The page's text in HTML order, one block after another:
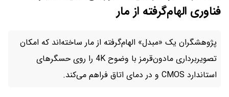
فناوری الهام‌گرفته از مار
پژوهشگران یک «مبدل» الهام‌گرفته از مار ساخته‌اند که امکان
تصویربرداری مادون‌قرمز با وضوح 4K را روی حسگرهای
استاندارد CMOS و در دمای اتاق فراهم می‌کند.